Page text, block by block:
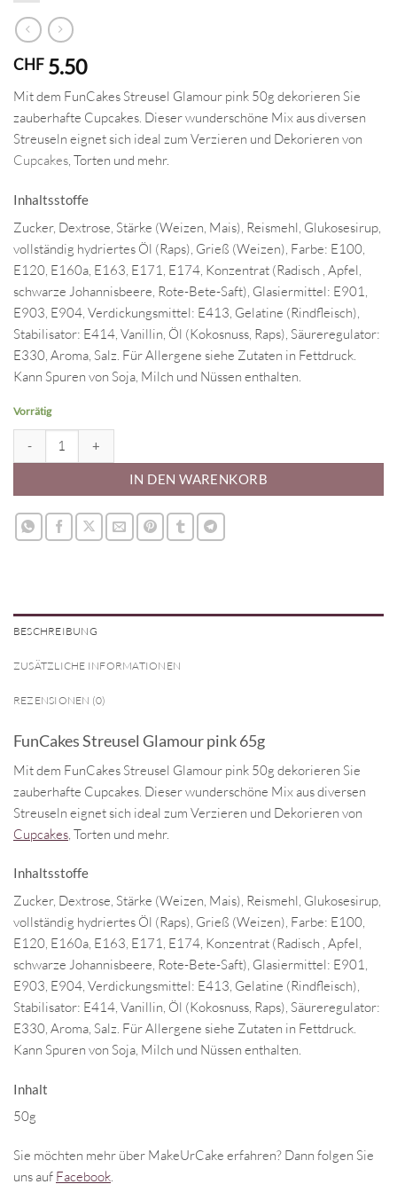
CHF 5.50
Mit dem FunCakes Streusel Glamour pink 50g dekorieren Sie
zauberhafte Cupcakes. Dieser wunderschöne Mix aus diversen
Streuseln eignet sich ideal zum Verzieren und Dekorieren von
Cupcakes, Torten und mehr.
Inhaltsstoffe
Zucker, Dextrose, Stärke (Weizen, Mais), Reismehl, Glukosesirup,
vollständig hydriertes Öl (Raps), Grieß (Weizen), Farbe: E100,
E120, E160a, E163, E171, E174, Konzentrat (Radisch , Apfel,
schwarze Johannisbeere, Rote-Bete-Saft), Glasiermittel: E901,
E903, E904, Verdickungsmittel: E413, Gelatine (Rindfleisch),
Stabilisator: E414, Vanillin, Öl (Kokosnuss, Raps), Säureregulator:
E330, Aroma, Salz. Für Allergene siehe Zutaten in Fettdruck.
Kann Spuren von Soja, Milch und Nüssen enthalten.
Vorrätig
FunCakes Streusel Glamour pink 65g Menge
IN DEN WARENKORB
BESCHREIBUNG
ZUSÄTZLICHE INFORMATIONEN
REZENSIONEN (0)
FunCakes Streusel Glamour pink 65g
Mit dem FunCakes Streusel Glamour pink 50g dekorieren Sie
zauberhafte Cupcakes. Dieser wunderschöne Mix aus diversen
Streuseln eignet sich ideal zum Verzieren und Dekorieren von
Cupcakes , Torten und mehr.
Inhaltsstoffe
Zucker, Dextrose, Stärke (Weizen, Mais), Reismehl, Glukosesirup,
vollständig hydriertes Öl (Raps), Grieß (Weizen), Farbe: E100,
E120, E160a, E163, E171, E174, Konzentrat (Radisch , Apfel,
schwarze Johannisbeere, Rote-Bete-Saft), Glasiermittel: E901,
E903, E904, Verdickungsmittel: E413, Gelatine (Rindfleisch),
Stabilisator: E414, Vanillin, Öl (Kokosnuss, Raps), Säureregulator:
E330, Aroma, Salz. Für Allergene siehe Zutaten in Fettdruck.
Kann Spuren von Soja, Milch und Nüssen enthalten.
Inhalt
50g
Sie möchten mehr über MakeUrCake erfahren? Dann folgen Sie
uns auf Facebook.